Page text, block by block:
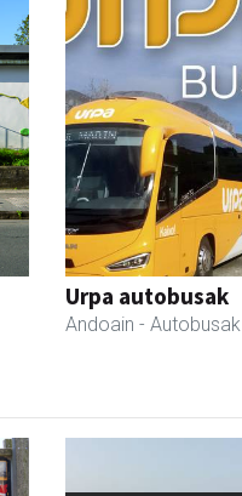
Urpa autobusak
Andoain - Autobusak